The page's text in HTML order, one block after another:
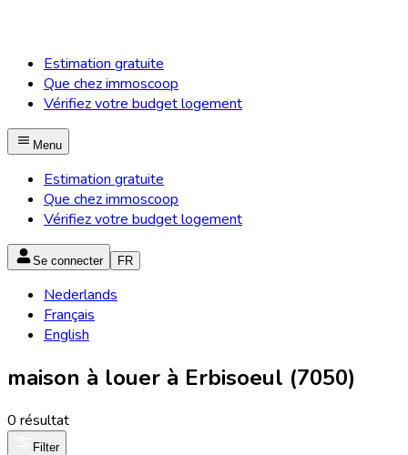
Estimation gratuite
Que chez immoscoop
Vérifiez votre budget logement
Menu
Estimation gratuite
Que chez immoscoop
Vérifiez votre budget logement
Se connecter FR
Nederlands
Français
English
maison à louer à Erbisoeul (7050)
0 résultat
Filter